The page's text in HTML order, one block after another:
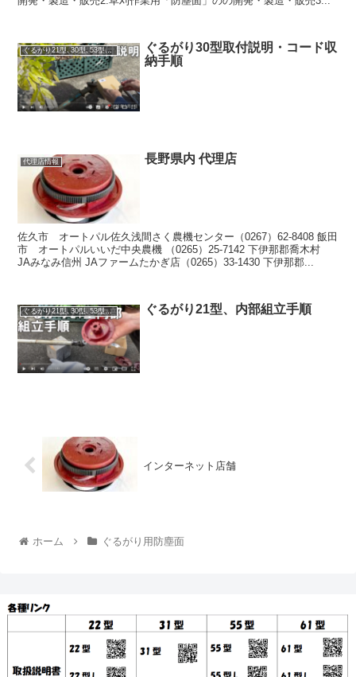
ぐるがり21型､30型､53型､51型､60型
ぐるがり30型取付説明・コード収
納手順
代理店情報 長野県内 代理店
佐久市 オートパル佐久浅間さく農機センター（0267）62-8408 飯田
市 オートパルいいだ中央農機 （0265）25-7142 下伊那郡喬木村
JAみなみ信州 JAファームたかぎ店（0265）33-1430 下伊那郡...
ぐるがり21型､30型､53型､51型､60型 ぐるがり21型、内部組立手順
インターネット店舗
ホーム ぐるがり用防塵面